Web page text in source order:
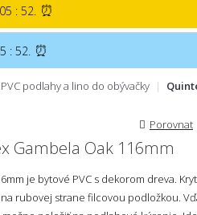
: 51. ⏰
: 51. ⏰
PVC podlahy a lino do obývačky
Porovnat
Gambela Oak 116mm
je bytové PVC s dekorom dreva.
rubovej strane filcovou podložkou.